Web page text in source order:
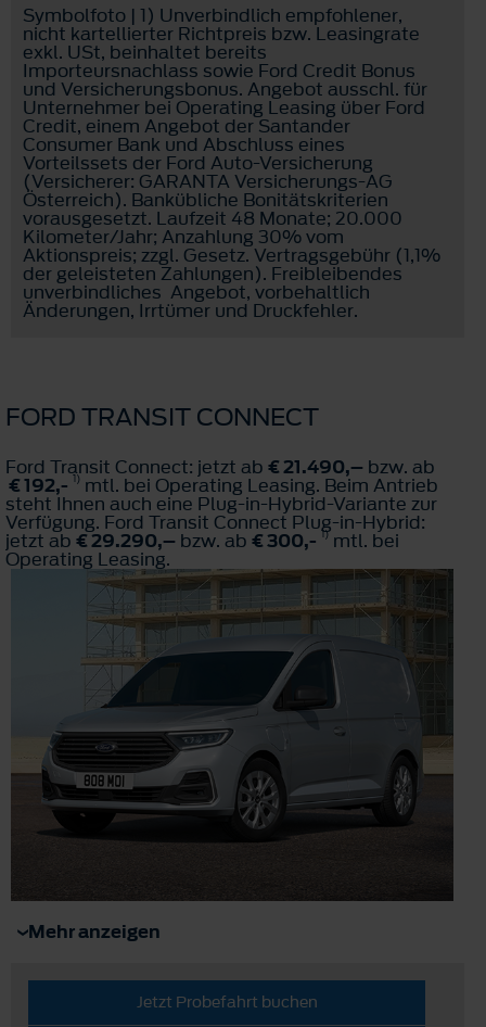
Symbolfoto | 1) Unverbindlich empfohlener,
nicht kartellierter Richtpreis bzw. Leasingrate
exkl. USt, beinhaltet bereits
Importeursnachlass sowie Ford Credit Bonus
und Versicherungsbonus. Angebot ausschl. für
Unternehmer bei Operating Leasing über Ford
Credit, einem Angebot der Santander
Consumer Bank und Abschluss eines
Vorteilssets der Ford Auto-Versicherung
(Versicherer: GARANTA Versicherungs-AG
Österreich). Bankübliche Bonitätskriterien
vorausgesetzt. Laufzeit 48 Monate; 20.000
Kilometer/Jahr; Anzahlung 30% vom
Aktionspreis; zzgl. Gesetz. Vertragsgebühr (1,1%
der geleisteten Zahlungen). Freibleibendes
unverbindliches Angebot, vorbehaltlich
Änderungen, Irrtümer und Druckfehler.
FORD TRANSIT CONNECT
Ford Transit Connect: jetzt ab € 21.490,– bzw. ab
€ 192,- 1) mtl. bei Operating Leasing. Beim Antrieb
steht Ihnen auch eine Plug-in-Hybrid-Variante zur
Verfügung. Ford Transit Connect Plug-in-Hybrid:
jetzt ab € 29.290,– bzw. ab € 300,- 1)mtl. bei
Operating Leasing.
Mehr anzeigen
Jetzt Probefahrt buchen